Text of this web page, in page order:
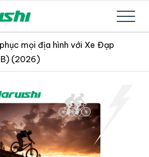
Bản Maruishi –
thùng mới 100%
mọi địa hình với Xe Đạp
(2026)